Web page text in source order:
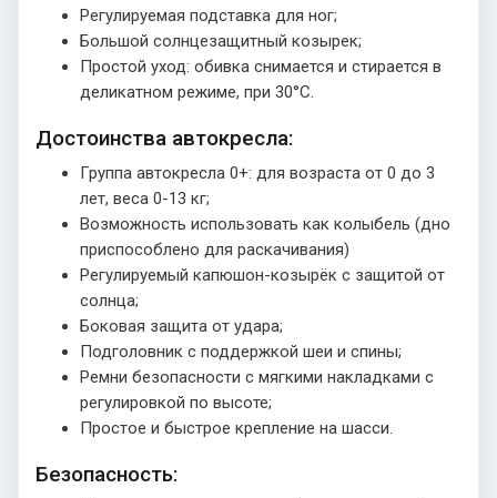
Регулируемая подставка для ног;
Большой солнцезащитный козырек;
Простой уход: обивка снимается и стирается в
деликатном режиме, при 30°C.
Достоинства автокресла:
Группа автокресла 0+: для возраста от 0 до 3
лет, веса 0-13 кг;
Возможность использовать как колыбель (дно
приспособлено для раскачивания)
Регулируемый капюшон-козырёк с защитой от
солнца;
Боковая защита от удара;
Подголовник с поддержкой шеи и спины;
Ремни безопасности с мягкими накладками с
регулировкой по высоте;
Простое и быстрое крепление на шасси.
Безопасность: